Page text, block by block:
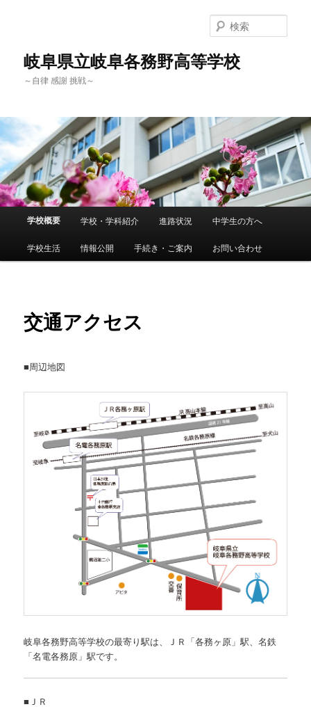
岐阜県立岐阜各務野高等学校
～自律 感謝 挑戦～
索
メ
メ
イ
コ
テ
ツ
へ
学校概要 学校・学科紹介 進路状況 中学生の方へ
学校生活 情報公開 手続き・ご案内 お問い合わせ
交通アクセス
■周辺地図
岐阜各務野高等学校の最寄り駅は、ＪＲ「各務ヶ原」駅、名鉄
「名電各務原」駅です。
■ＪＲ